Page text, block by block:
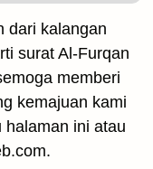
dari kalangan
surat Al-Furqan
memberi
kemajuan kami
halaman ini atau